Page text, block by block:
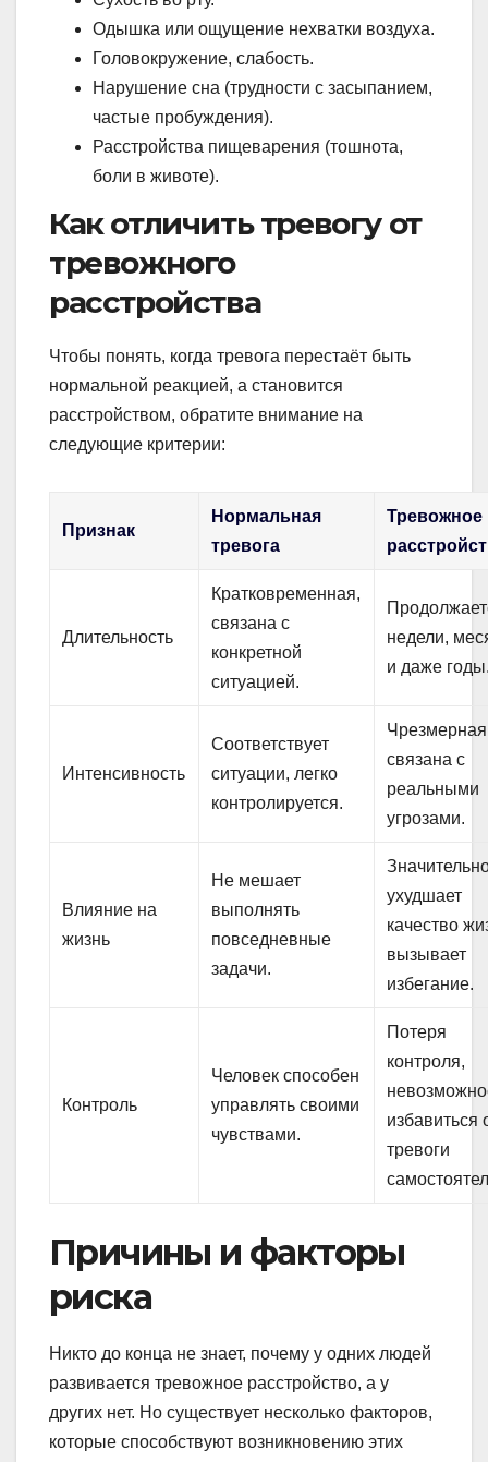
Одышка или ощущение нехватки воздуха.
Головокружение, слабость.
Нарушение сна (трудности с засыпанием,
частые пробуждения).
Расстройства пищеварения (тошнота,
боли в животе).
Как отличить тревогу от
тревожного
расстройства
Чтобы понять, когда тревога перестаёт быть
нормальной реакцией, а становится
расстройством, обратите внимание на
следующие критерии:
Признак
Нормальная
тревога
Тревожное
Длительность
Кратковременная,
связана с
конкретной
ситуацией.
недели,
и даже
Интенсивность
Соответствует
ситуации, легко
контролируется.
связана с
реальными
угрозами.
Влияние на
жизнь
Не мешает
выполнять
повседневные
задачи.
ухудшает
качество
вызывает
избегание.
Контроль
Человек способен
управлять своими
чувствами.
Потеря
контроля,
избавиться
тревоги
Причины и факторы
риска
Никто до конца не знает, почему у одних людей
развивается тревожное расстройство, а у
других нет. Но существует несколько факторов,
которые способствуют возникновению этих